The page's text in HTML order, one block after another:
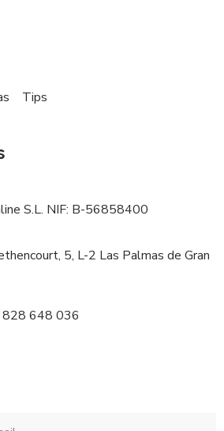
Tips
S.L. NIF: B-56858400
5, L-2 Las Palmas de Gran
828 648 036